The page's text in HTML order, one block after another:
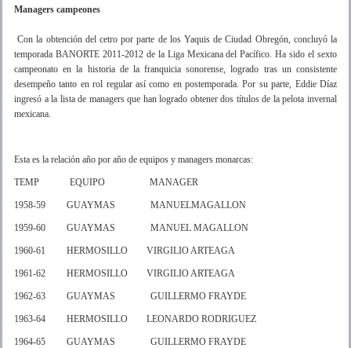
Managers campeones
Con la obtención del cetro por parte de los Yaquis de Ciudad Obregón, concluyó la
temporada BANORTE 2011-2012 de la Liga Mexicana del Pacífico. Ha sido el sexto
campeonato en la historia de la franquicia sonorense, logrado tras un consistente
desempeño tanto en rol regular así como en postemporada. Por su parte, Eddie Díaz
ingresó a la lista de managers que han logrado obtener dos títulos de la pelota invernal
mexicana.
Esta es la relación año por año de equipos y managers monarcas:
TEMP EQUIPO MANAGER
1958-59 GUAYMAS MANUELMAGALLON
1959-60 GUAYMAS MANUEL MAGALLON
1960-61 HERMOSILLO VIRGILIO ARTEAGA
1961-62 HERMOSILLO VIRGILIO ARTEAGA
1962-63 GUAYMAS GUILLERMO FRAYDE
1963-64 HERMOSILLO LEONARDO RODRIGUEZ
1964-65 GUAYMAS GUILLERMO FRAYDE